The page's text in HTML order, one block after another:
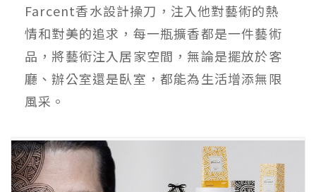
Farcent香水設計操刀，注入他對藝術的熱
情和對美的追求，每一瓶擴香都是一件藝術
品，將藝術注入居家空間，無論是擺放於客
廳、辦公室還是臥室，都能為生活增添無限
風采。